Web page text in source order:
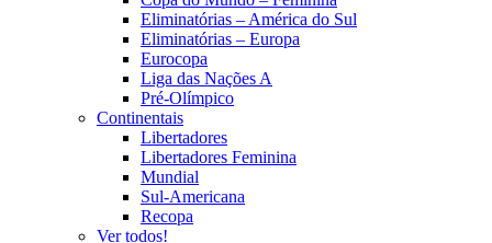
Eliminatórias – América do Sul
Eliminatórias – Europa
Eurocopa
Liga das Nações A
Pré-Olímpico
Continentais
Libertadores
Libertadores Feminina
Mundial
Sul-Americana
Recopa
Ver todos!